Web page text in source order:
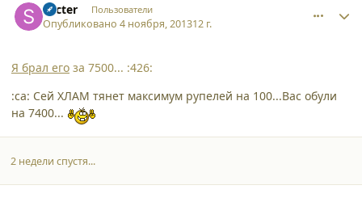
Secter Пользователи
Опубликовано4 ноября, 201312 г.
Я брал его за 7500... :426:
:ca: Сей ХЛАМ тянет максимум рупелей на 100...Вас обули
на 7400...
2 недели спустя...